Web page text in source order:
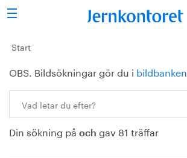
Sök
Stålindustrin
Vision 2050
Forskning/utbildning
Energi/miljö
Start
OBS. Bildsökningar gör du i bildbanken
Din sökning på och gav 81 träffar